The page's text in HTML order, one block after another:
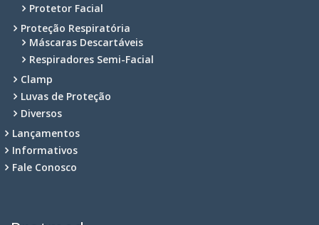
Protetor Facial
Proteção Respiratória
Máscaras Descartáveis
Respiradores Semi-Facial
Clamp
Luvas de Proteção
Diversos
Lançamentos
Informativos
Fale Conosco